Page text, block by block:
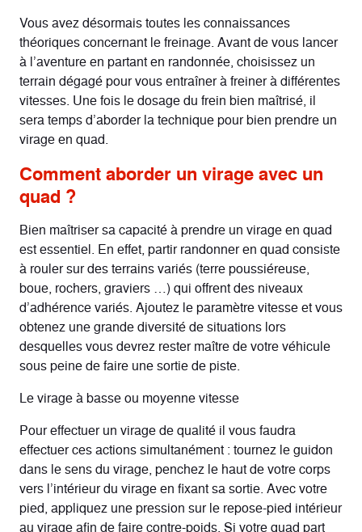
Vous avez désormais toutes les connaissances
théoriques concernant le freinage. Avant de vous lancer
à l’aventure en partant en randonnée, choisissez un
terrain dégagé pour vous entraîner à freiner à différentes
vitesses. Une fois le dosage du frein bien maîtrisé, il
sera temps d’aborder la technique pour bien prendre un
virage en quad.
Comment aborder un virage avec un
quad ?
Bien maîtriser sa capacité à prendre un virage en quad
est essentiel. En effet, partir randonner en quad consiste
à rouler sur des terrains variés (terre poussiéreuse,
boue, rochers, graviers …) qui offrent des niveaux
d’adhérence variés. Ajoutez le paramètre vitesse et vous
obtenez une grande diversité de situations lors
desquelles vous devrez rester maître de votre véhicule
sous peine de faire une sortie de piste.
Le virage à basse ou moyenne vitesse
Pour effectuer un virage de qualité il vous faudra
effectuer ces actions simultanément : tournez le guidon
dans le sens du virage, penchez le haut de votre corps
vers l’intérieur du virage en fixant sa sortie. Avec votre
pied, appliquez une pression sur le repose-pied intérieur
au virage afin de faire contre-poids. Si votre quad part